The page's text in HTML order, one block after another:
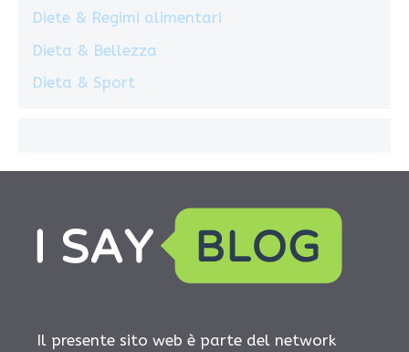
Diete & Regimi alimentari
Dieta & Bellezza
Dieta & Sport
Il presente sito web è parte del network